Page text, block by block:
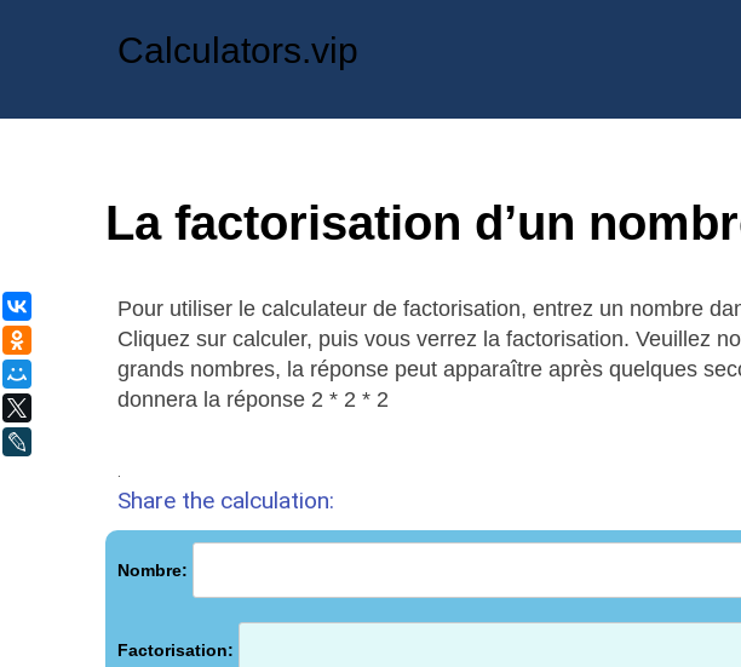
Calculators.vip
La factorisation d’un
Pour utiliser le calculateur de factorisation, entrez un nombre
Cliquez sur calculer, puis vous verrez la factorisation. Veuillez
grands nombres, la réponse peut apparaître après quelques
donnera la réponse 2 * 2 * 2
Share the calculation:
Nombre:
Factorisation:
ВКонтакте
Одноклассники